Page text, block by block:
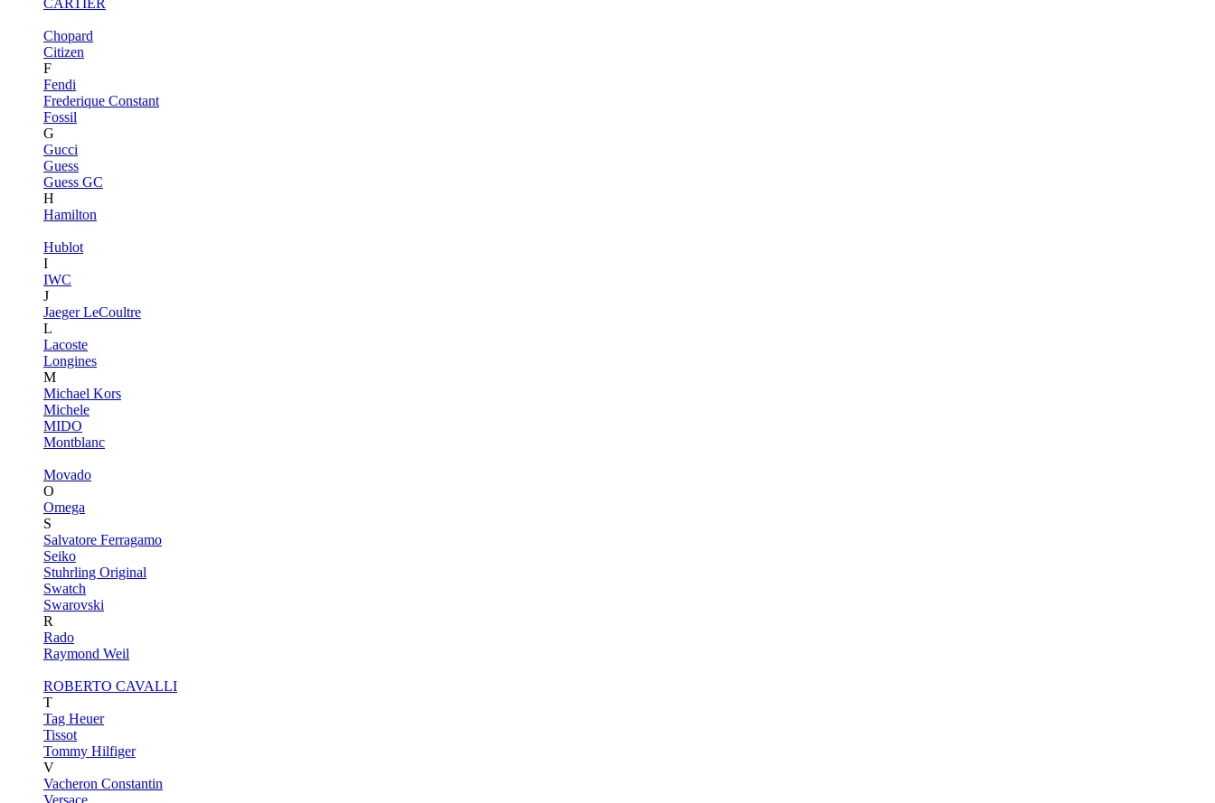
CARTIER
Chopard
Citizen
F
Fendi
Frederique Constant
Fossil
G
Gucci
Guess
Guess GC
H
Hamilton
Hublot
I
IWC
J
Jaeger LeCoultre
L
Lacoste
Longines
M
Michael Kors
Michele
MIDO
Montblanc
Movado
O
Omega
S
Salvatore Ferragamo
Seiko
Stuhrling Original
Swatch
Swarovski
R
Rado
Raymond Weil
ROBERTO CAVALLI
T
Tag Heuer
Tissot
Tommy Hilfiger
V
Vacheron Constantin
Versace